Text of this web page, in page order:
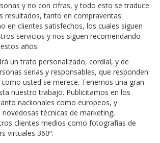
y no con cifras, y todo esto se traduce
resultados, tanto en compraventas
en clientes satisfechos, los cuales siguen
servicios y nos siguen recomendando
años.
un trato personalizado, cordial, y de
serias y responsables, que responden
usted se merece. Tenemos una gran
nuestro trabajo. Publicitamos en los
naciionales como europeos, y
técnicas de marketing,
clientes medios como fotografías de
virtuales 360º.